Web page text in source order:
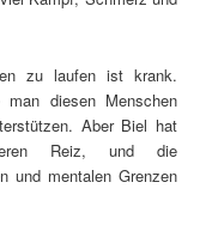
zu laufen ist krank.
diesen Menschen
Aber Biel hat
Reiz, und die
und mentalen Grenzen